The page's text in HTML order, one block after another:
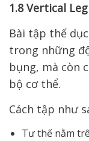
1.8 Vertical
Bài tập thể
trong những
bụng, mà còn
bộ cơ thể.
Cách tập như
Tư thế nằm